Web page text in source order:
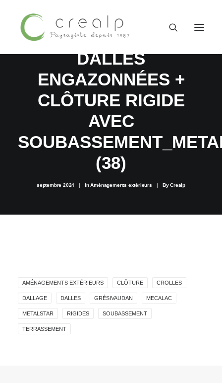
09 52 15 71 62
POSE MÉCANISÉE DE
DALLES
ENGAZONNÉES +
CLÔTURE RIGIDE
AVEC
(38)
septembre 2024 | InAménagements extérieurs | ByCrealp
AMÉNAGEMENTS EXTÉRIEURS CLÔTURE CROLLES
DALLAGE DALLES GRÉSIVAUDAN MECALAC
METALSTAR RIGIDES SOUBASSEMENT
TERRASSEMENT